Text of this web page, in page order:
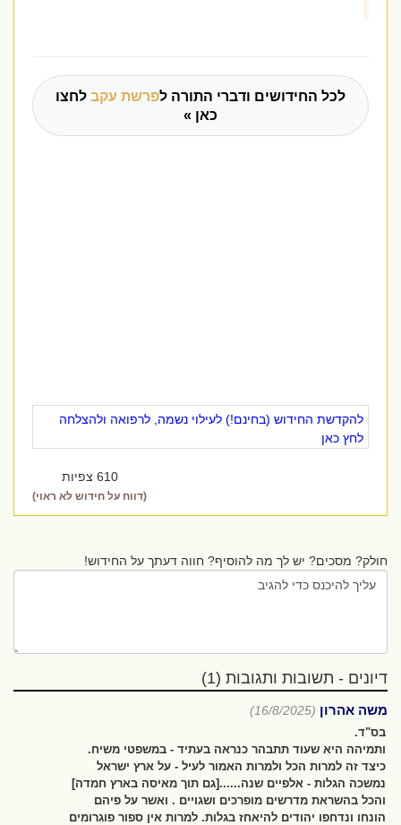
לכל החידושים ודברי התורה לפרשת עקבלחצו
כאן »
להקדשת החידוש (בחינם!) לעילוי נשמה, לרפואה ולהצלחה
לחץ כאן
610 צפיות
(דווח על חידוש לא ראוי)
חולק? מסכים? יש לך מה להוסיף? חווה דעתך על החידוש!
דיונים - תשובות ותגובות (1)
משה אהרון (16/8/2025)
בס"ד.
ותמיהה היא שעוד תתבהר כנראה בעתיד - במשפטי משיח.
כיצד זה למרות הכל ולמרות האמור לעיל - על ארץ ישראל
נמשכה הגלות - אלפיים שנה......[גם תוך מאיסה בארץ חמדה]
והכל בהשראת מדרשים מופרכים ושגויים . ואשר על פיהם
הונחו ונדחפו יהודים להיאחז בגלות. למרות אין ספור פוגרומים